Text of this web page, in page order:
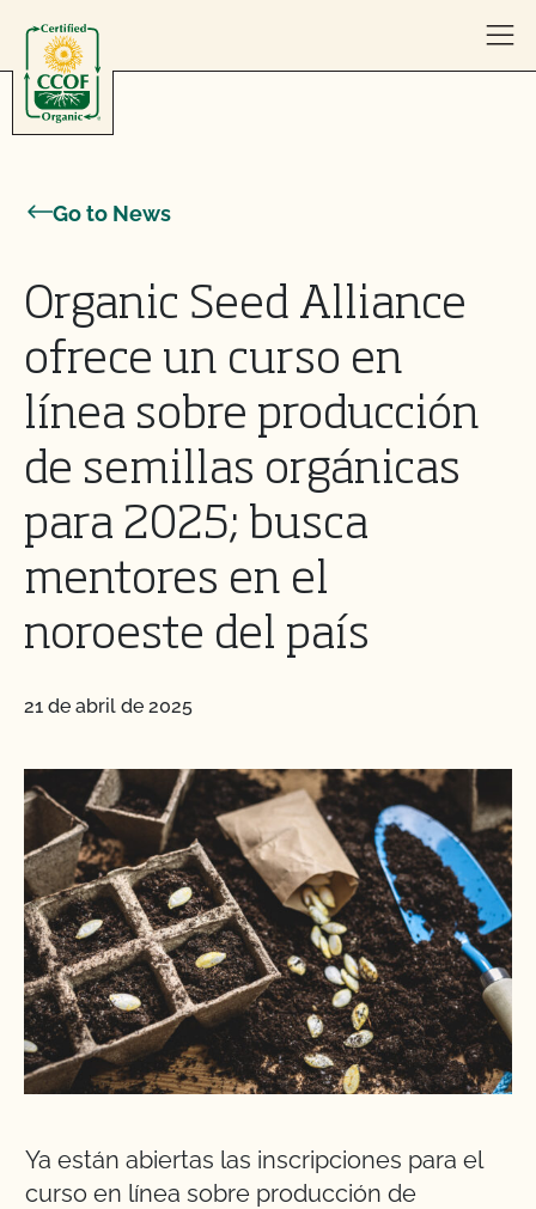
Go to News
Organic Seed Alliance
ofrece un curso en
línea sobre producción
de semillas orgánicas
para 2025; busca
mentores en el
noroeste del país
21 de abril de 2025
Ya están abiertas las inscripciones para el
curso en línea sobre producción de